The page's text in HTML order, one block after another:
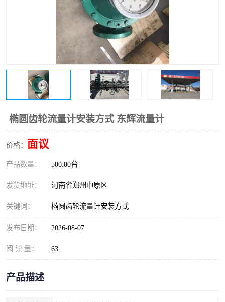
椭圆齿轮流量计安装方式 东辉流量计
价格： 面议
产品数量： 500.00台
发货地址： 河南省郑州中原区
关键词： 椭圆齿轮流量计安装方式
发布日期： 2026-08-07
阅 读 量： 63
产品描述
测漏仪
锅炉水位计
智能锅炉水位计 电容液位计
流量仪表 加油站液位仪